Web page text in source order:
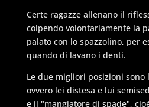
Certe ragazze allenano il
colpendo volontariamente la
palato con lo spazzolino, per
quando di lavano i denti.
Le due migliori posizioni sono
ovvero lei distesa e lui
e il "mangiatore di spade",